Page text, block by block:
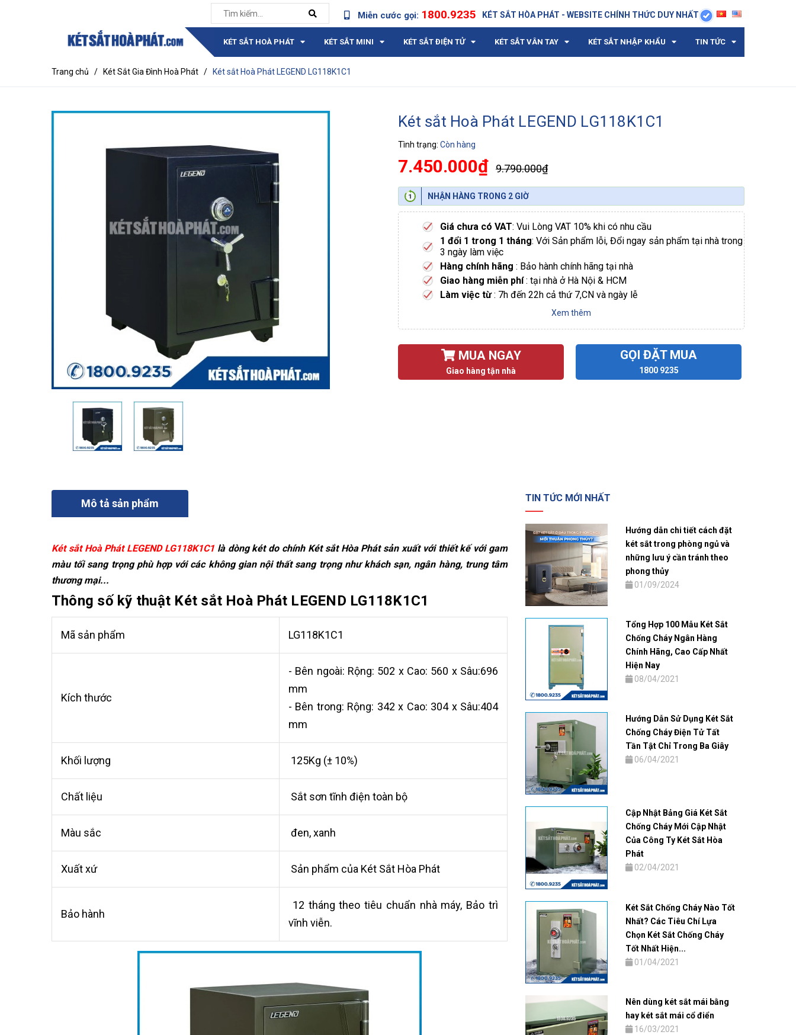
Miễn cước gọi: 1800.9235 KÉT SẮT HÒA PHÁT - WEBSITE CHÍNH THỨC DUY NHẤT
KÉT SẮT HOÀ PHÁT KÉT SẮT MINI KÉT SẮT ĐIỆN TỬ KÉT SẮT VÂN TAY KÉT SẮT NHẬP KHẨU TIN TỨC
Trang chủ / Két Sắt Gia Đình Hoà Phát / Két sắt Hoà Phát LEGEND LG118K1C1
Két sắt Hoà Phát LEGEND LG118K1C1
Tình trạng: Còn hàng
7.450.000₫ 9.790.000₫
NHẬN HÀNG TRONG 2 GIỜ
Giá chưa có VAT: Vui Lòng VAT 10% khi có nhu cầu
1 đổi 1 trong 1 tháng: Với Sản phẩm lỗi, Đổi ngay sản phẩm tại nhà trong
3 ngày làm việc
Hàng chính hãng : Bảo hành chính hãng tại nhà
Giao hàng miễn phí: tại nhà ở Hà Nội & HCM
Làm việc từ: 7h đến 22h cả thứ 7,CN và ngày lễ
Xem thêm
MUA NGAY
Giao hàng tận nhà
GỌI ĐẶT MUA
1800 9235
Mô tả sản phẩm
Két sắt Hoà Phát LEGEND LG118K1C1 là dòng két do chính Két sắt Hòa Phát sản xuất với thiết kế với gam
màu tối sang trọng phù hợp với các không gian nội thất sang trọng như khách sạn, ngân hàng, trung tâm
thương mại...
Thông số kỹ thuật Két sắt Hoà Phát LEGEND LG118K1C1
Mã sản phẩm LG118K1C1
Kích thước
- Bên ngoài: Rộng: 502 x Cao: 560 x Sâu:696
mm
- Bên trong: Rộng: 342 x Cao: 304 x Sâu:404
mm
Khối lượng 125Kg (± 10%)
Chất liệu Sắt sơn tĩnh điện toàn bộ
Màu sắc đen, xanh
Xuất xứ Sản phẩm của Két Sắt Hòa Phát
Bảo hành
12 tháng theo tiêu chuẩn nhà máy, Bảo trì
vĩnh viễn.
TIN TỨC MỚI NHẤT
Hướng dẫn chi tiết cách đặt
két sắt trong phòng ngủ và
những lưu ý cần tránh theo
phong thủy
01/09/2024
Tổng Hợp 100 Mẫu Két Sắt
Chống Cháy Ngân Hàng
Chính Hãng, Cao Cấp Nhất
Hiện Nay
08/04/2021
Hướng Dẫn Sử Dụng Két Sắt
Chống Cháy Điện Tử Tất
Tần Tật Chỉ Trong Ba Giây
06/04/2021
Cập Nhật Bảng Giá Két Sắt
Chống Cháy Mới Cập Nhật
Của Công Ty Két Sắt Hòa
Phát
02/04/2021
Két Sắt Chống Cháy Nào Tốt
Nhất? Các Tiêu Chí Lựa
Chọn Két Sắt Chống Cháy
Tốt Nhất Hiện...
01/04/2021
Nên dùng két sắt mái bằng
hay két sắt mái cổ điển
16/03/2021